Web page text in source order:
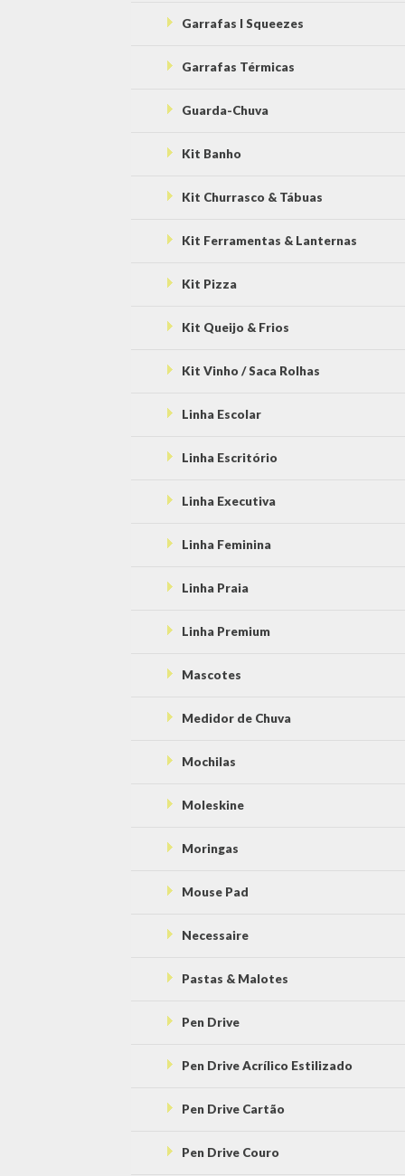
Garrafas l Squeezes
Garrafas Térmicas
Guarda-Chuva
Kit Banho
Kit Churrasco & Tábuas
Kit Ferramentas & Lanternas
Kit Pizza
Kit Queijo & Frios
Kit Vinho / Saca Rolhas
Linha Escolar
Linha Escritório
Linha Executiva
Linha Feminina
Linha Praia
Linha Premium
Mascotes
Medidor de Chuva
Mochilas
Moleskine
Moringas
Mouse Pad
Necessaire
Pastas & Malotes
Pen Drive
Pen Drive Acrílico Estilizado
Pen Drive Cartão
Pen Drive Couro